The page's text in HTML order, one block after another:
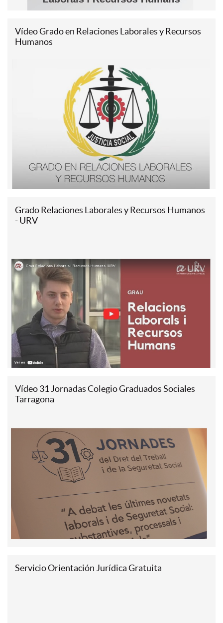
Vídeo Grado en Relaciones Laborales y Recursos
Humanos
Grado Relaciones Laborales y Recursos Humanos
- URV
Vídeo 31 Jornadas Colegio Graduados Sociales
Tarragona
Servicio Orientación Jurídica Gratuita